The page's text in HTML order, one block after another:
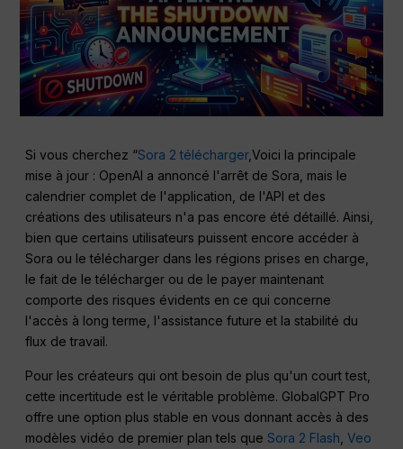
Si vous cherchez “Sora 2 télécharger,Voici la principale
mise à jour : OpenAI a annoncé l'arrêt de Sora, mais le
calendrier complet de l'application, de l'API et des
créations des utilisateurs n'a pas encore été détaillé. Ainsi,
bien que certains utilisateurs puissent encore accéder à
Sora ou le télécharger dans les régions prises en charge,
le fait de le télécharger ou de le payer maintenant
comporte des risques évidents en ce qui concerne
l'accès à long terme, l'assistance future et la stabilité du
flux de travail.
Pour les créateurs qui ont besoin de plus qu'un court test,
cette incertitude est le véritable problème. GlobalGPT Pro
offre une option plus stable en vous donnant accès à des
modèles vidéo de premier plan tels queSora 2 Flash ,Veo